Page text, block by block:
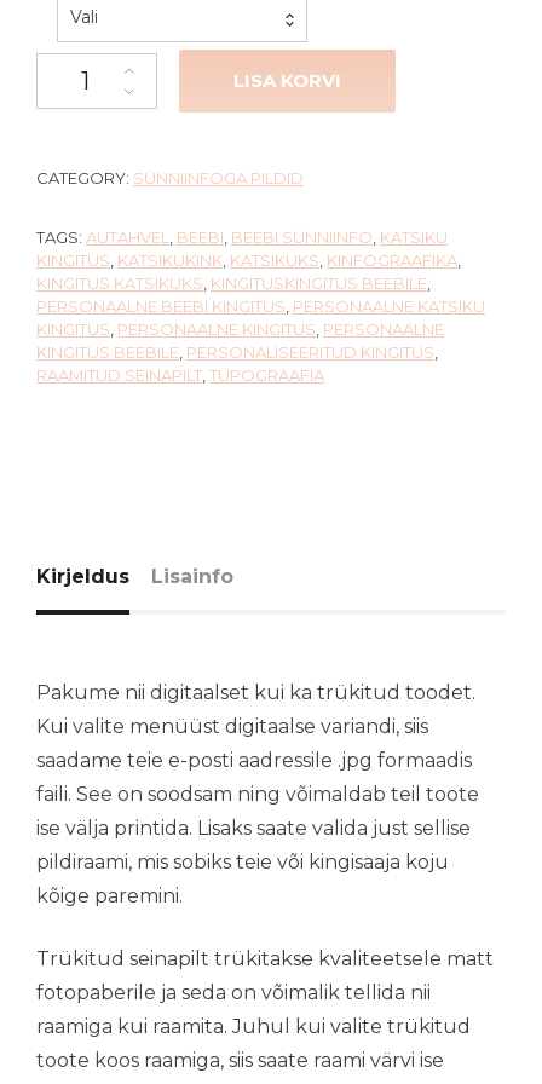
Vali
LISA KORVI
CATEGORY: SÜNNIINFOGA PILDID
TAGS: AUTAHVEL, BEEBI, BEEBI SÜNNIINFO, KATSIKU
KINGITUS, KATSIKUKINK, KATSIKUKS, KINFOGRAAFIKA,
KINGITUS KATSIKUKS, KINGITUSKINGITUS BEEBILE,
PERSONAALNE BEEBI KINGITUS, PERSONAALNE KATSIKU
KINGITUS, PERSONAALNE KINGITUS, PERSONAALNE
KINGITUS BEEBILE, PERSONALISEERITUD KINGITUS,
RAAMITUD SEINAPILT,TÜPOGRAAFIA
Kirjeldus Lisainfo
Pakume nii digitaalset kui ka trükitud toodet.
Kui valite menüüst digitaalse variandi, siis
saadame teie e-posti aadressile .jpg formaadis
faili. See on soodsam ning võimaldab teil toote
ise välja printida. Lisaks saate valida just sellise
pildiraami, mis sobiks teie või kingisaaja koju
kõige paremini.
Trükitud seinapilt trükitakse kvaliteetsele matt
fotopaberile ja seda on võimalik tellida nii
raamiga kui raamita. Juhul kui valite trükitud
toote koos raamiga, siis saate raami värvi ise